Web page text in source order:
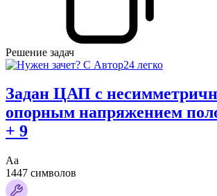
Решение задач
Задан ЦАП с
опорным напряжением
+ 9
Аа
1447 символов